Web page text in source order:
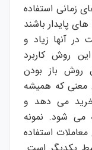
زمانی استفاده
پایدار باشند
در آنها زیاد و
روش کاربرد
روش باز بودن
معنی که همیشه
می دهد و
می شود. نمونه
استفاده